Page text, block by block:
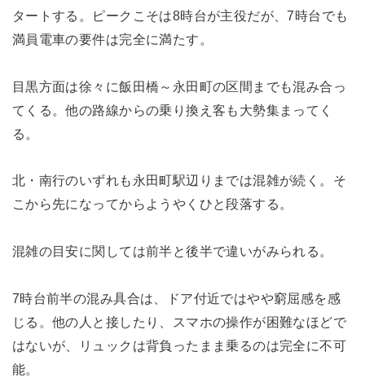
タートする。ピークこそは8時台が主役だが、7時台でも
満員電車の要件は完全に満たす。
目黒方面は徐々に飯田橋～永田町の区間までも混み合っ
てくる。他の路線からの乗り換え客も大勢集まってく
る。
北・南行のいずれも永田町駅辺りまでは混雑が続く。そ
こから先になってからようやくひと段落する。
混雑の目安に関しては前半と後半で違いがみられる。
7時台前半の混み具合は、ドア付近ではやや窮屈感を感
じる。他の人と接したり、スマホの操作が困難なほどで
はないが、リュックは背負ったまま乗るのは完全に不可
能。